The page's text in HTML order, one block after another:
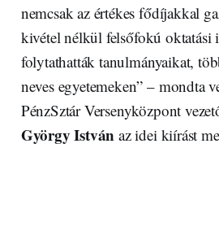
nemcsak az értékes fődíjakkal
kivétel nélkül felsőfokú oktatási
folytathatták tanulmányaikat,
neves egyetemeken” – mondta
PénzSztár Versenyközpont
György István az idei kiírást